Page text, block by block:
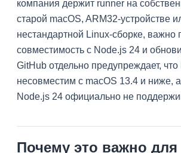
компания держит runner на
старой macOS, ARM32-устройстве
нестандартной Linux-сборке, важно
совместимость с Node.js 24 и
GitHub отдельно предупреждает,
несовместим с macOS 13.4 и ниже,
Node.js 24 официально не
Почему это важно для